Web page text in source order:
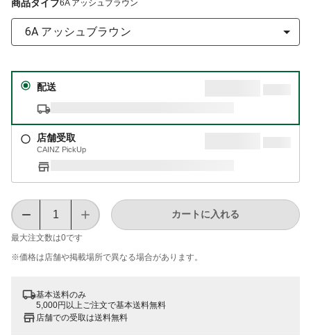
商品タイプ6A アッシュブラウン
6A アッシュブラウン
配送
店舗受取
CAINZ PickUp
最大注文数は0です
カートに入れる
※価格は​店舗や​掲載場所で​異なる​場合が​あります。
基本送料のみ
5,000円以上ご注文で基本送料無料
店舗での受取は送料無料